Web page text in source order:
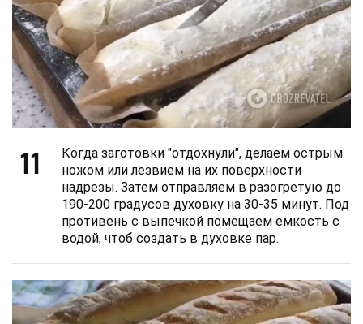
11
Когда заготовки "отдохнули", делаем острым
ножом или лезвием на их поверхности
надрезы. Затем отправляем в разогретую до
190-200 градусов духовку на 30-35 минут. Под
противень с выпечкой помещаем емкость с
водой, чтоб создать в духовке пар.